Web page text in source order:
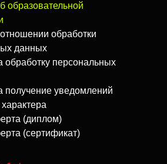
образовательной
обработки
данных
обработку персональных
получение уведомлений
(диплом)
(сертификат)